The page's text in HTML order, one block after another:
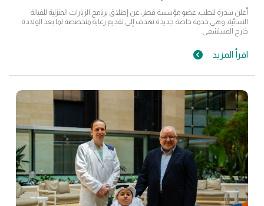
أعلن سدرة للطب، عضو مؤسسة قطر، عن إطلاق برنامج الزيارات المنزلية للقبالة
النسائية، وهي خدمة خاصة جديدة تهدف إلى تقديم رعاية متخصصة لما بعد الولادة
خارج المستشفى.
اقرأ المزيد